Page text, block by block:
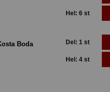
Hel: 6 st
Boda Del: 1 st
Hel: 4 st